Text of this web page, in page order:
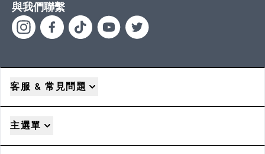
與我們聯繫
客服 & 常見問題
主選單